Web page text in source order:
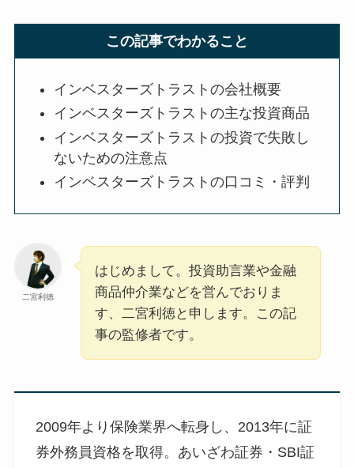
この記事でわかること
インベスターズトラストの会社概要
インベスターズトラストの主な投資商品
インベスターズトラストの投資で失敗し
ないための注意点
インベスターズトラストの口コミ・評判
二宮利徳
はじめまして。投資助言業や金融
商品仲介業などを営んでおりま
す、二宮利徳と申します。この記
事の監修者です。
2009年より保険業界へ転身し、2013年に証
券外務員資格を取得。あいざわ証券・SBI証